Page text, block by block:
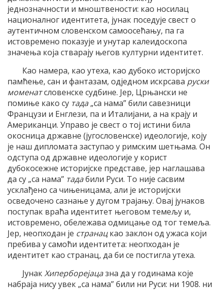
једнозначности и мноштвености: као носилац
националног идентитета, јунак поседује свест о
аутентичном словенском самоосећању, па га
истовремено показује и унутар калеидоскопа
значења која стварају његов културни идентитет.
Као намера, као утеха, као дубоко историјско
памћење, сан и фантазам, одједном искрсава руски
моменатсловенске судбине. Јер, Црњански не
помиње како су тада„са нама” били савезници
Французи и Енглези, па и Италијани, а на крају и
Американци. Управо је свест о тој истини била
окосница државне (југословенске) идеологије, коју
је наш дипломата заступао у римским шетњама. Он
одступа од државне идеологије у корист
дубокосежне историјске представе, јер наглашава
да су „са нама” тадабили Руси. То није сасвим
усклађено са чињеницама, али је историјски
осведочено сазнање у дугом трајању. Овај јунаков
поступак враћа идентитет његовом темељу и,
истовремено, обележава одмицање од тог темеља.
Јер, неопходан је странацкао заклон од ужаса који
пребива у самоћи идентитета: неопходан је
идентитет као странац, да би се постигла утеха.
ЈунакХиперборејацазна да у годинама које
набраја нису увек „са нама” били ни Руси: ни 1908. ни